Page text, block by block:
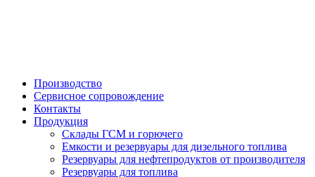
Производство
Сервисное сопровождение
Контакты
Продукция
Склады ГСМ и горючего
Емкости и резервуары для дизельного топлива
Резервуары для нефтепродуктов от производителя
Резервуары для топлива